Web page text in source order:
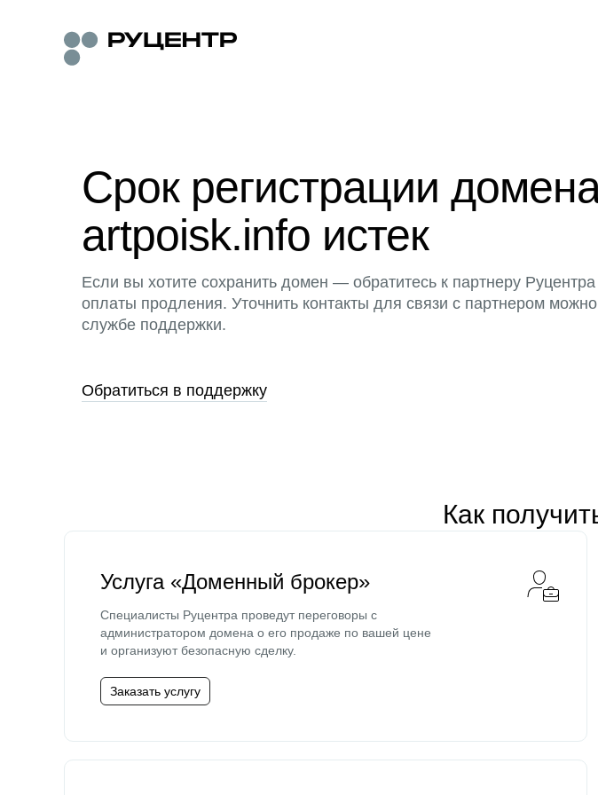
Срок регистрации
artpoisk.info истек
Если вы хотите сохранить домен — обратитесь к партнеру
оплаты продления. Уточнить контакты для связи с партнером
службе поддержки.
Обратиться в поддержку
Как
Услуга «Доменный брокер»
Специалисты Руцентра проведут переговоры с
администратором домена о его продаже по вашей цене
и организуют безопасную сделку.
Заказать услугу